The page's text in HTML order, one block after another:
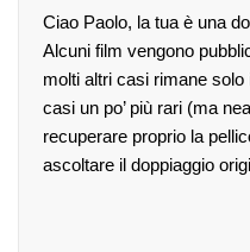
Ciao Paolo, la tua è una
Alcuni film vengono
molti altri casi rimane
casi un po’ più rari (ma
recuperare proprio la
ascoltare il doppiaggio